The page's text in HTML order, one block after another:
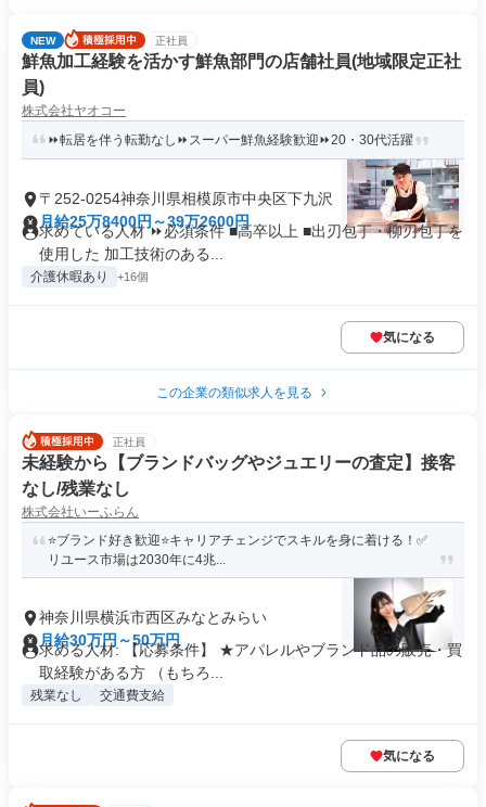
NEW 正社員
鮮魚加工経験を活かす鮮魚部門の店舗社員(地域限定正社
員)
株式会社ヤオコー
⏩転居を伴う転勤なし⏩スーパー鮮魚経験歓迎⏩20・30代活躍
〒252-0254神奈川県相模原市中央区下九沢
月給25万8400円～39万2600円
求めている人材 ⏩必須条件 ■高卒以上 ■出刃包丁・柳刃包丁を
使用した 加工技術のある...
介護休暇あり +16個
気になる
この企業の類似求人を見る
正社員
未経験から【ブランドバッグやジュエリーの査定】接客
なし/残業なし
株式会社いーふらん
⭐ブランド好き歓迎⭐キャリアチェンジでスキルを身に着ける！✅
リユース市場は2030年に4兆...
神奈川県横浜市西区みなとみらい
月給30万円～50万円
求める人材: 【応募条件】 ★アパレルやブランド品の販売・買
取経験がある方 （もちろ...
残業なし 交通費支給
気になる